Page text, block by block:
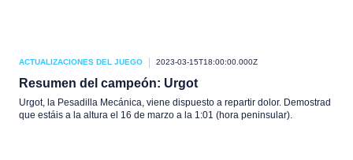
ACTUALIZACIONES DEL JUEGO 2023-03-15T18:00:00.000Z
Resumen del campeón: Urgot
Urgot, la Pesadilla Mecánica, viene dispuesto a repartir dolor. Demostrad
que estáis a la altura el 16 de marzo a la 1:01 (hora peninsular).